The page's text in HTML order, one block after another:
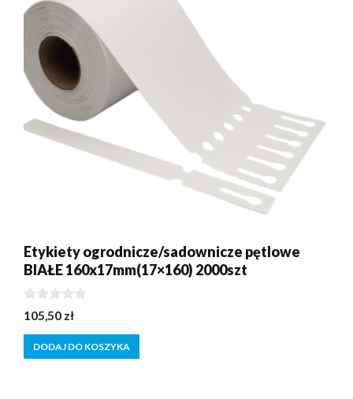
Etykiety ogrodnicze/sadownicze pętlowe
BIAŁE 160x17mm(17×160) 2000szt
0
z
5
105,50 zł
DODAJ DO KOSZYKA